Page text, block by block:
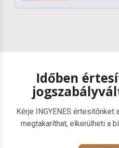
Időben
Kérje INGYENES
megtakaríthat, elkerülheti a